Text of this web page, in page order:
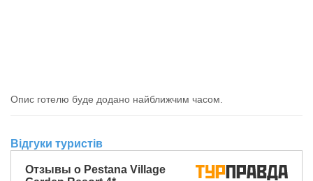
Опис готелю буде додано найближчим часом.
Відгуки туристів